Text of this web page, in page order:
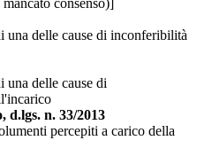
consenso)]
una delle cause di inconferibilità
una delle cause di
d.lgs. n. 33/2013
percepiti a carico della